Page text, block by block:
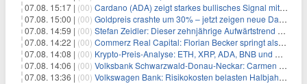
07.08. 15:17 | (00) Cardano (ADA) zeigt starkes bullisches Signal mit Potenzial für 200% Kursanstieg
07.08. 15:00 | (00) Goldpreis crashte um 30% – jetzt zeigen neue Daten: War es berechtigt?
07.08. 14:59 | (00) Stefan Zeidler: Dieser zehnjährige Aufwärtstrend macht mich optimistisch
07.08. 14:22 | (00) Commerz Real Capital: Florian Becker springt als Leiter ein
07.08. 14:08 | (00) Krypto-Preis-Analyse: ETH, XRP, ADA, BNB und HYPE
07.08. 14:06 | (00) Volksbank Schwarzwald-Donau-Neckar: Carmen Wedam übernimmt Aufsichtsratsvorsitz
07.08. 13:36 | (00) Volkswagen Bank: Risikokosten belasten Halbjahresergebnis